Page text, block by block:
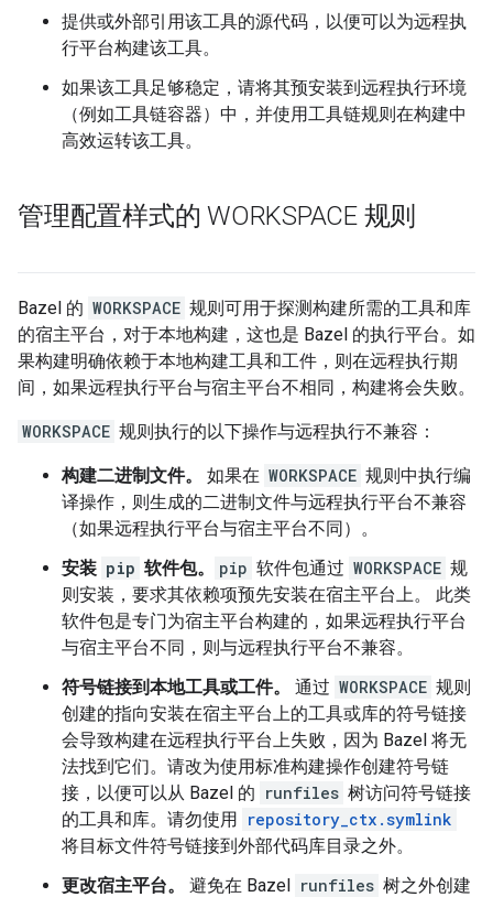
提供或外部引用该工具的源代码，以便可以为远程执
行平台构建该工具。
如果该工具足够稳定，请将其预安装到远程执行环境
（例如工具链容器）中，并使用工具链规则在构建中
高效运转该工具。
管理配置样式的 WORKSPACE 规则
Bazel 的 WORKSPACE 规则可用于探测构建所需的工具和库
的宿主平台，对于本地构建，这也是 Bazel 的执行平台。如
果构建明确依赖于本地构建工具和工件，则在远程执行期
间，如果远程执行平台与宿主平台不相同，构建将会失败。
WORKSPACE 规则执行的以下操作与远程执行不兼容：
构建二进制文件。 如果在 WORKSPACE 规则中执行编
译操作，则生成的二进制文件与远程执行平台不兼容
（如果远程执行平台与宿主平台不同）。
安装 pip 软件包。 pip 软件包通过 WORKSPACE 规
则安装，要求其依赖项预先安装在宿主平台上。 此类
软件包是专门为宿主平台构建的，如果远程执行平台
与宿主平台不同，则与远程执行平台不兼容。
符号链接到本地工具或工件。
通过 WORKSPACE 规则
创建的指向安装在宿主平台上的工具或库的符号链接
会导致构建在远程执行平台上失败，因为 Bazel 将无
法找到它们。请改为使用标准构建操作创建符号链
接，以便可以从 Bazel 的 runfiles 树访问符号链接
的工具和库。请勿使用 repository_ctx.symlink
将目标文件符号链接到外部代码库目录之外。
更改宿主平台。
避免在 Bazel runfiles 树之外创建